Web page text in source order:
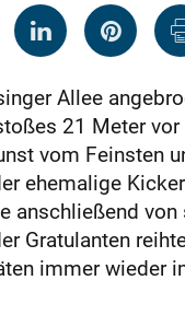
Allee
21 Meter
vom Feinsten
ehemalige
Gratulanten
immer wieder